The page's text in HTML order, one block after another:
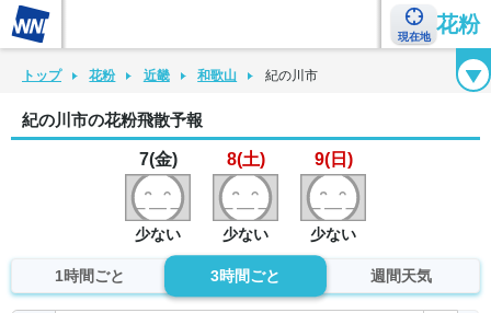
現在地
花粉
花粉カレンダー 花粉図鑑 花粉症チェックシート 花粉症ハンドブック
トップ 花粉 近畿 和歌山 紀の川市
紀の川市の花粉飛散予報
7(金)
少ない
8(土)
少ない
9(日)
少ない
1時間ごと 3時間ごと 週間天気